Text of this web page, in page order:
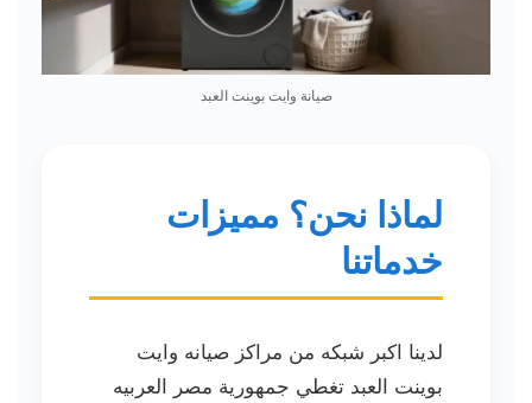
صيانة وايت بوينت العبد
لماذا نحن؟ مميزات
خدماتنا
لدينا اكبر شبكه من مراكز صيانه وايت
بوينت العبد تغطي جمهورية مصر العربيه